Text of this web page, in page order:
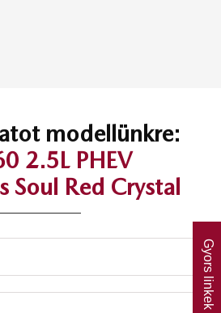
Gyors linkek
modellünkre:
2.5L PHEV
Soul Red Crystal